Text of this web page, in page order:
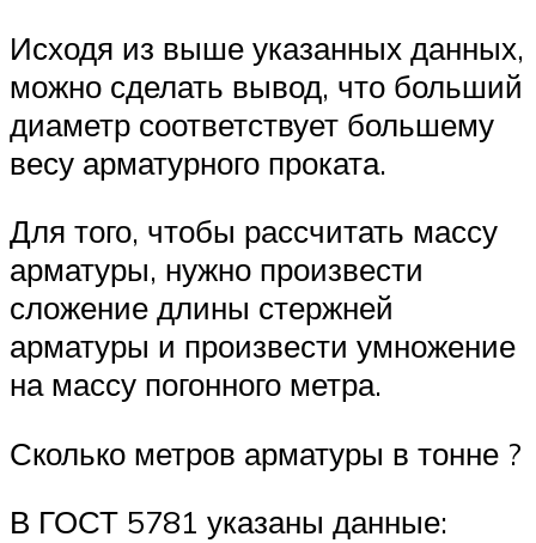
Исходя из выше указанных данных,
можно сделать вывод, что больший
диаметр соответствует большему
весу арматурного проката.
Для того, чтобы рассчитать массу
арматуры, нужно произвести
сложение длины стержней
арматуры и произвести умножение
на массу погонного метра.
Сколько метров арматуры в тонне ?
В ГОСТ 5781 указаны данные: